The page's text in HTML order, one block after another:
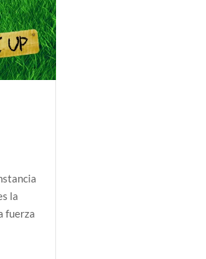
avanza
sexualidad sagrada?
la
fuerza